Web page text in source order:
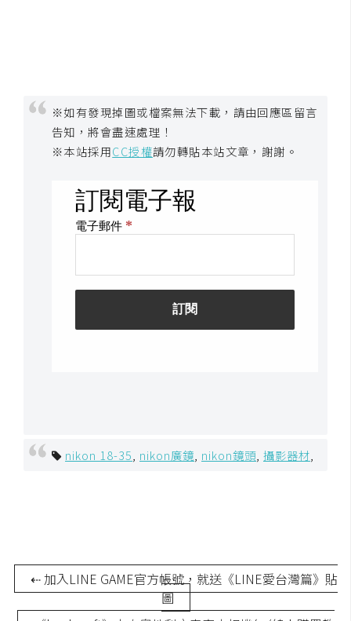
※如有發現掉圖或檔案無法下載，請由回應區留言
告知，將會盡速處理！
※本站採用CC授權請勿轉貼本站文章，謝謝。
nikon 18-35 nikon廣鏡 nikon鏡頭 攝影器材
⇠ 加入LINE GAME官方帳號，就送《LINE愛台灣篇》貼
圖